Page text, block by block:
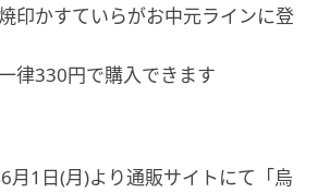
印かすていらがお中元ラインに登
律330円で購入できます
月1日(月)より通販サイトにて「烏